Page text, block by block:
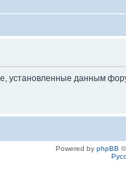
установленные данным
Powered by phpBB